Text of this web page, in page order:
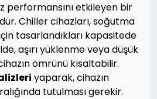
performansını etkileyen bir
Chiller cihazları, soğutma
tasarlandıkları kapasitede
aşırı yüklenme veya düşük
ömrünü kısaltabilir.
yaparak, cihazın
tutulması gerekir.